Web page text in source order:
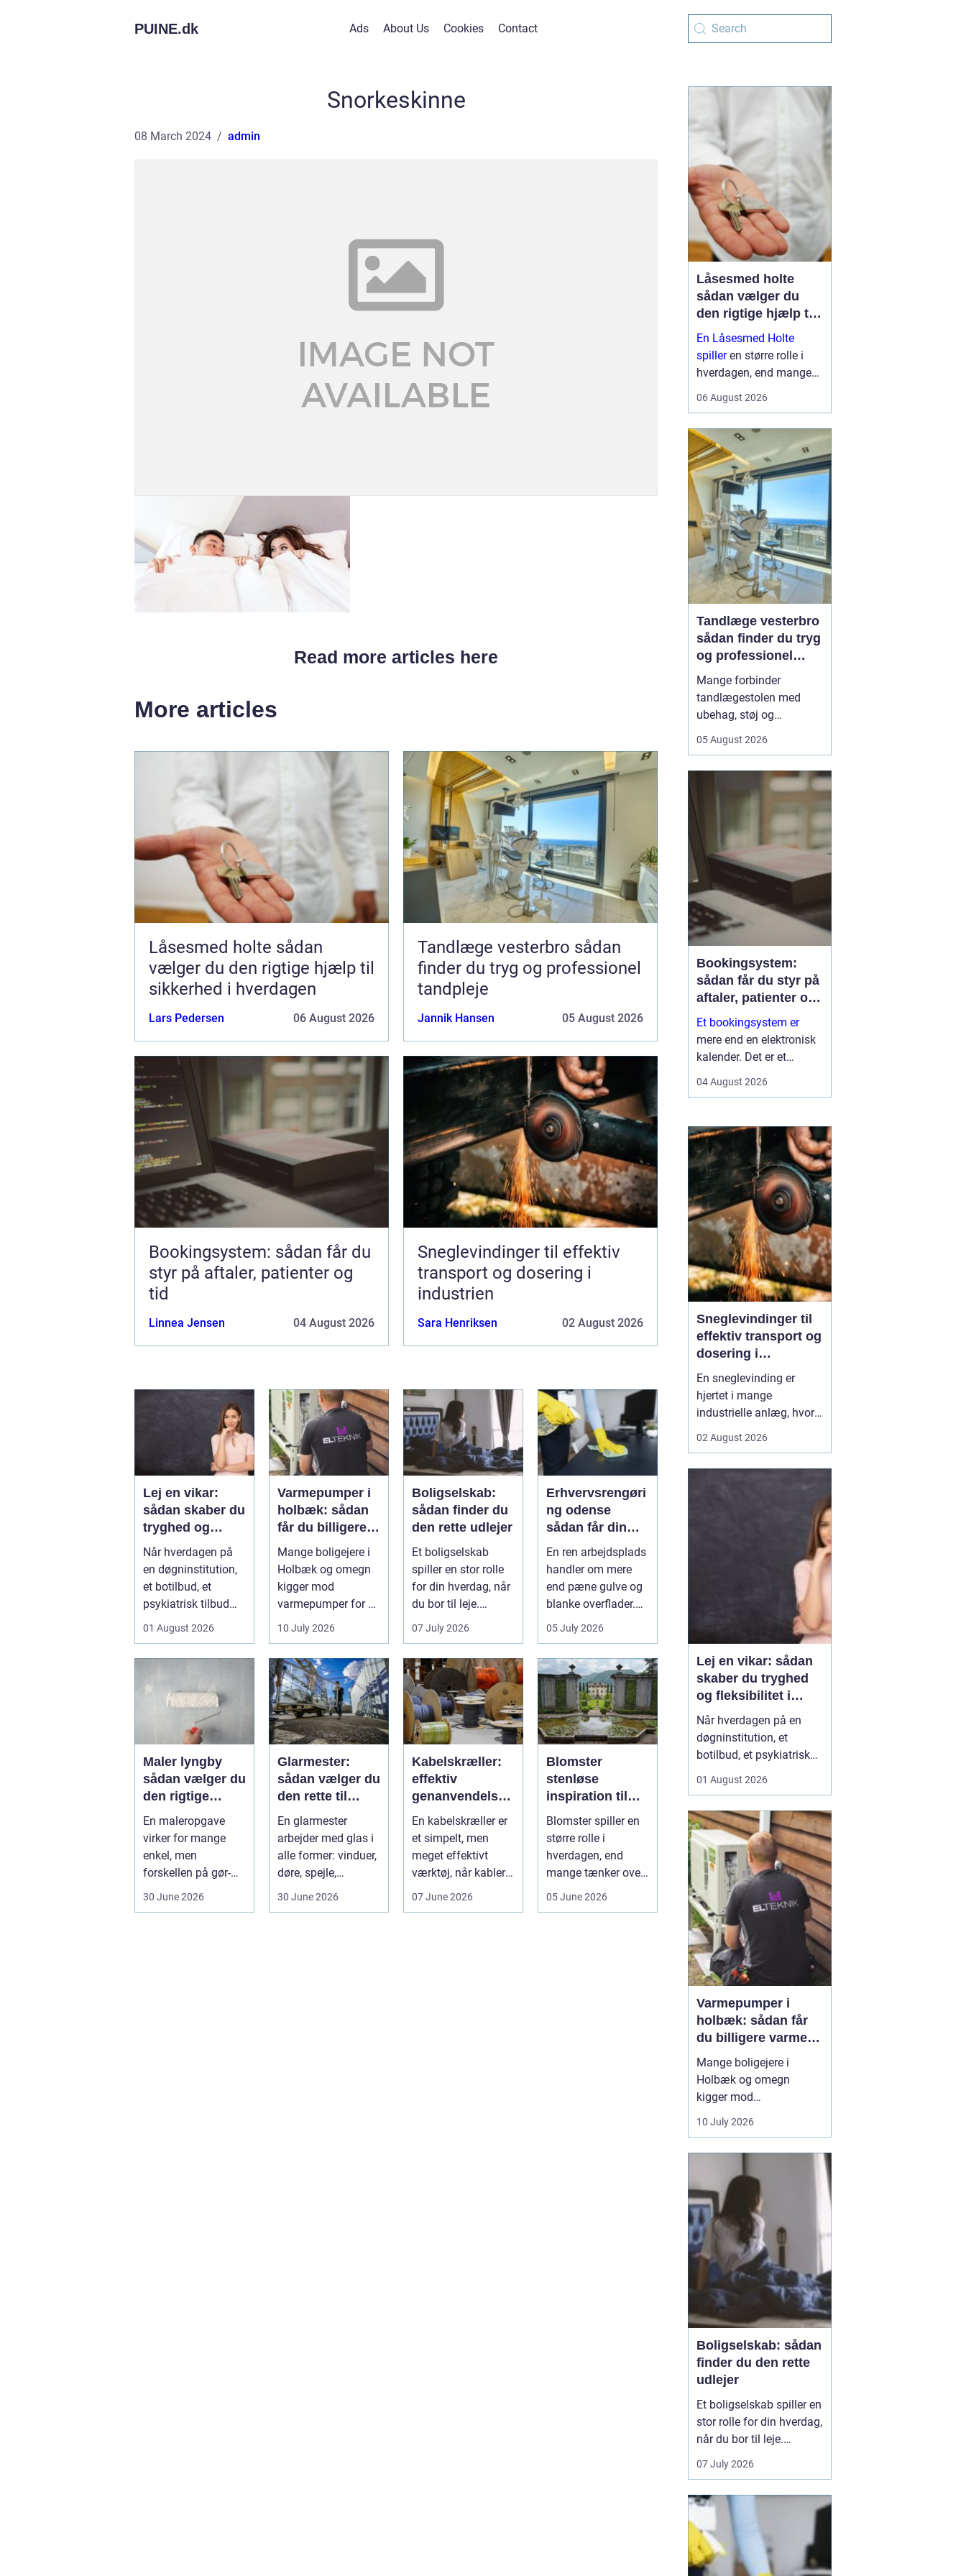
PUINE.dk Ads About Us Cookies Contact
Snorkeskinne
08 March 2024 admin
Read more articles here
More articles
Låsesmed holte sådan
vælger du den rigtige hjælp til
sikkerhed i hverdagen
Lars Pedersen 06 August 2026
Tandlæge vesterbro sådan
finder du tryg og professionel
tandpleje
Jannik Hansen 05 August 2026
Bookingsystem: sådan får du
styr på aftaler, patienter og
tid
Linnea Jensen 04 August 2026
Sneglevindinger til effektiv
transport og dosering i
industrien
Sara Henriksen 02 August 2026
Lej en vikar:
sådan skaber du
tryghed og
fleksibilitet i
hverdagen
Når hverdagen på
en døgninstitution,
et botilbud, et
psykiatrisk tilbud
pludselig ænd...
01 August 2026
Varmepumper i
holbæk: sådan
får du billigere
varme og bedre
indeklima
Mange boligejere i
Holbæk og omegn
kigger mod
varmepumper for at
sænke
varmeregningen og
få et sunde...
10 July 2026
Boligselskab:
sådan finder du
den rette udlejer
Et boligselskab
spiller en stor rolle
for din hverdag, når
du bor til leje.
Huslejen, vedligeh...
07 July 2026
Erhvervsrengøri
ng odense
sådan får din
virksomhed
mest værdi for
pengene
En ren arbejdsplads
handler om mere
end pæne gulve og
blanke overflader.
Det påvirker både
arbejdsmi...
05 July 2026
Maler lyngby
sådan vælger du
den rigtige
fagmand
En maleropgave
virker for mange
enkel, men
forskellen på gør-
30 June 2026
Glarmester:
sådan vælger du
den rette til
opgaven
En glarmester
arbejder med glas i
alle former: vinduer,
døre, spejle,
30 June 2026
Kabelskræller:
effektiv
genanvendelse
og bedre
økonomi i
kabelhåndtering
En kabelskræller er
et simpelt, men
meget effektivt
værktøj, når kabler
07 June 2026
Blomster
stenløse
inspiration til
hverdag og
særlige
øjeblikke
Blomster spiller en
større rolle i
hverdagen, end
mange tænker over.
05 June 2026
Låsesmed holte
sådan vælger du
den rigtige hjælp til
sikkerhed i
hverdagen
En Låsesmed Holte
spilleren større rolle i
hverdagen, end mange
nøglen knækker i låsen,
der skal opgraderes til
mere moderne
sikkerhedsløsnin...
06 August 2026
Tandlæge vesterbro
sådan finder du tryg
og professionel
tandpleje
Mange forbinder
tandlægestolen med
ubehag, støj og
regelmæssige besøg
sundhed og livskvalitet.
du søger tandlæge
Vesterbro
, handler det
derfor ikke kun om...
05 August 2026
Bookingsystem:
sådan får du styr på
aftaler, patienter og
tid
Et bookingsystem er
mere end en elektronisk
kalender. Det er et
klinikker, behandlere og
at få bedre overblik over
tid, ressourcer og
kontakt til patienter eller
kun...
04 August 2026
Sneglevindinger til
effektiv transport og
dosering i
industrien
En sneglevinding er
hjertet i mange
industrielle anlæg, hvor
doseres eller presses
driftsikkerheden ofte af,
02 August 2026
Lej en vikar: sådan
skaber du tryghed
og fleksibilitet i
hverdagen
Når hverdagen på en
døgninstitution, et
botilbud, et psykiatrisk
pludselig ændrer sig, kan
hænder opstå fra den
ene dag til den anden.
Sygdom, ferie, akutte
indskrivninger eller
komplekse borgersager
presser d...
01 August 2026
Varmepumper i
holbæk: sådan får
du billigere varme
og bedre indeklima
Mange boligejere i
Holbæk og omegn
kigger mod
varmepumper for at
sænke varmeregningen
varmepumpe udnytter
energien i luften udenfor
og omdanner den til
varme inde i huset. Det
er en enkel løsning, som
kan erstat...
10 July 2026
Boligselskab: sådan
finder du den rette
udlejer
Et boligselskab spiller en
stor rolle for din hverdag,
når du bor til leje.
Huslejen,
vedligeholdelsen,
med udlejer påvirker
både tryghed og trivsel.
Derfor giver det mening
at se nærmere på, hvad
07 July 2026